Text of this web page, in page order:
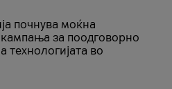
почнува моќна
за поодговорно
технологијата во